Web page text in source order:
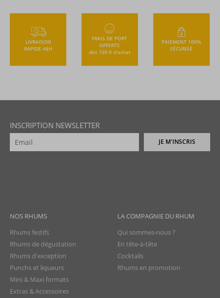
LIVRAISON
RAPIDE 48H
FRAIS DE PORT
OFFERTS
dès 150 € d’achat
PAIEMENT 100%
SÉCURISÉ
INSCRIPTION NEWSLETTER
JE M'INSCRIS
NOS RHUMS
Rhums festifs
Rhums de dégustation
Rhums d'exception
Punchs et liqueurs
Mini & Maxi formats
Extras & Accessoires
LA COMPAGNIE DU RHUM
Qui sommes-nous ?
En tête-à-tête
Cocktails
Rhums en promotion